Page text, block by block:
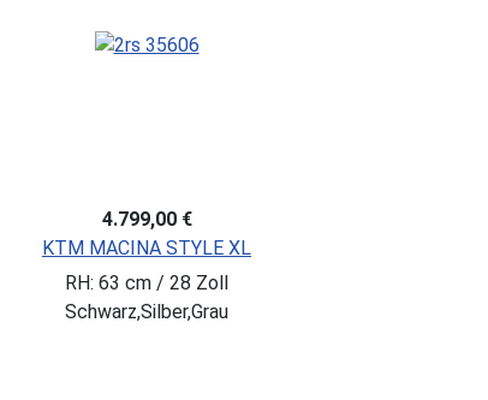
4.799,00 €
KTM MACINA STYLE XL
RH: 63 cm / 28 Zoll
Schwarz,Silber,Grau